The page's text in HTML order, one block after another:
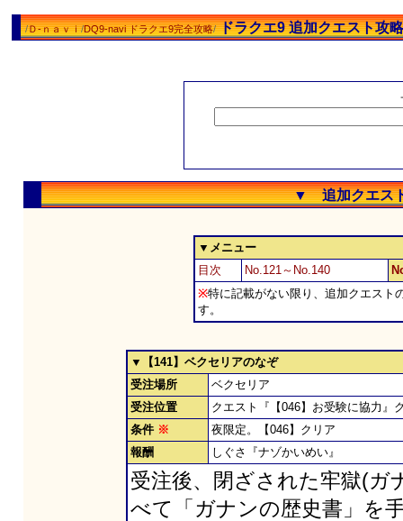
/Ｄ-ｎａｖｉ/DQ9-navi ドラクエ9完全攻略/ドラクエ9 追加クエスト攻
▼ 追加クエス
▼メニュー
目次
No.121～No.140
※特に記載がない限り、追加クエスト
す。
▼【141】ベクセリアのなぞ
受注場所
ベクセリア
受注位置
クエスト『【046】お受験に協力』
条件 ※
夜限定。【046】クリア
報酬
しぐさ『ナゾかいめい』
受注後、閉ざされた牢獄(ガ
べて「ガナンの歴史書」を